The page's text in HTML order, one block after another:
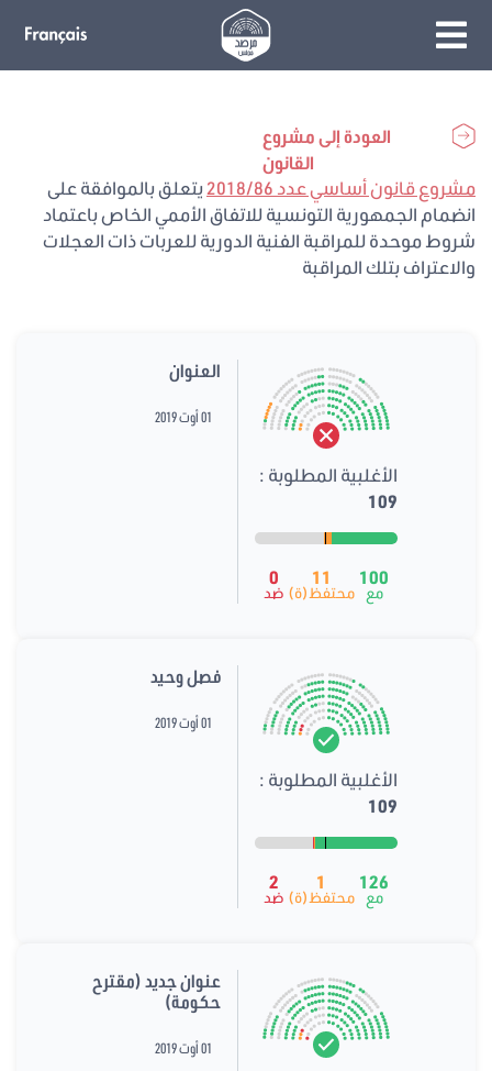
العودة إلى مشروع
القانون
مشروع قانون أساسي عدد 2018/86
يتعلق بالموافقة على
انضمام الجمهورية التونسية للاتفاق الأممي الخاص باعتماد
شروط موحدة للمراقبة الفنية الدورية للعربات ذات العجلات
والاعتراف بتلك المراقبة
الأغلبية المطلوبة :
109
100
مع
11
محتفظ(ة)
0
ضد
العنوان
01 أوت 2019
الأغلبية المطلوبة :
109
126
مع
1
محتفظ(ة)
2
ضد
فصل وحيد
01 أوت 2019
عنوان جديد (مقترح
حكومة)
01 أوت 2019